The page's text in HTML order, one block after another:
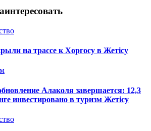
на трассе к Хоргосу в Жетісу
Алаколя завершается: 12,3
инвестировано в туризм Жетісу